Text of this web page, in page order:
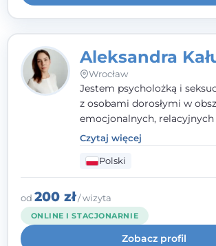
rekomendowanej przez
Aleksandra
Wrocław
Jestem psycholożką i
z osobami dorosłymi w
emocjonalnych, relacyjnych
w tym z osobami po
przemocy. Ukończyłam
kliniczną oraz studia
interwencji kryzysowej i
klinicznej na SWPS we
kieruję się empatią, etyką
uważnością na potrzeby
Czytaj więcej
Polski
od 200 zł/ wizyta
ONLINE I STACJONARNIE
Zobacz profil